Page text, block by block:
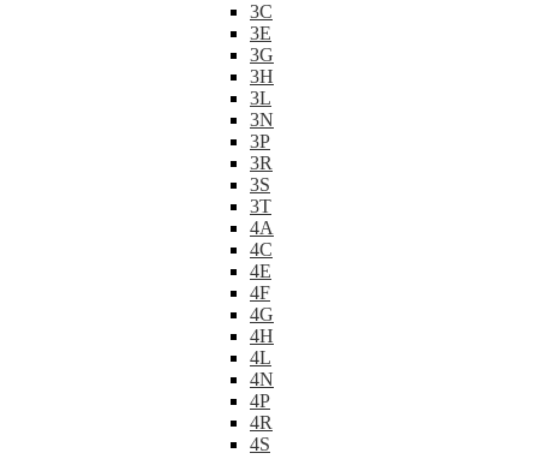
3C
3E
3G
3H
3L
3N
3P
3R
3S
3T
4A
4C
4E
4F
4G
4H
4L
4N
4P
4R
4S